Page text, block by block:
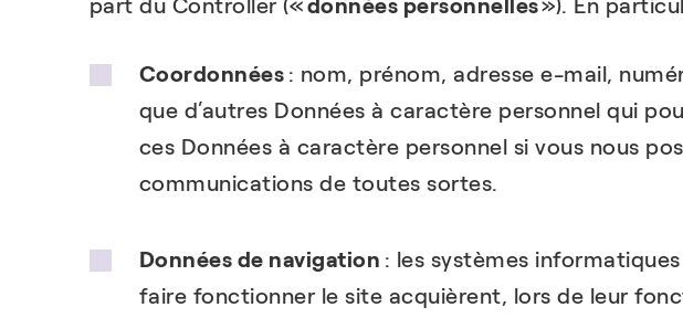
part du Controller («données personnelles»). En
Coordonnées : nom, prénom, adresse e-mail,
que d’autres Données à caractère personnel qui
ces Données à caractère personnel si vous nous
communications de toutes sortes.
Données de navigation : les systèmes
faire fonctionner le site acquièrent, lors de leur